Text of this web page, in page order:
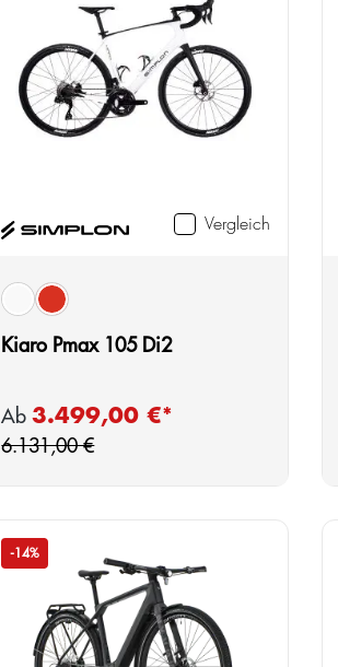
Vergleich
Farbeauswählen
whitered
Kiaro Pmax 105 Di2
Verkaufspreis:
Ab3.499,00 €*
6.131,00 €
-14%